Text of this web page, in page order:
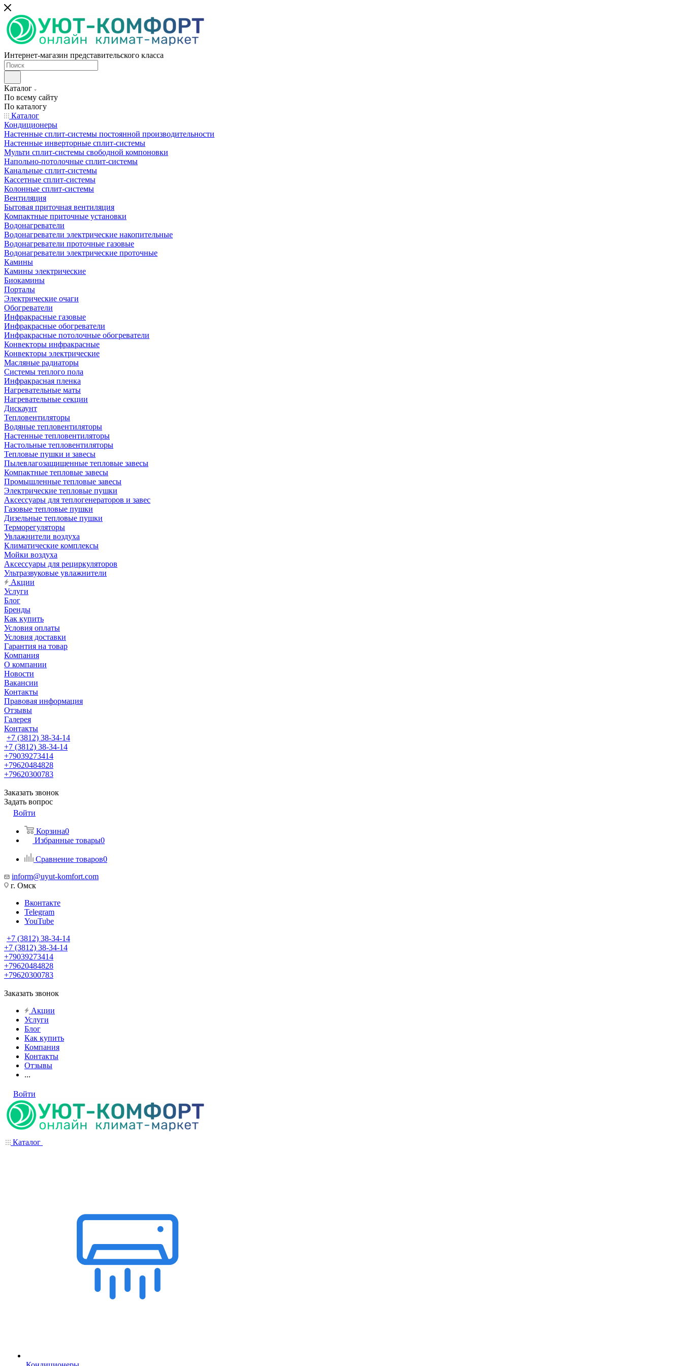
Интернет-магазин представительского класса
Каталог
По всему сайту
По каталогу
Каталог
Кондиционеры
Настенные сплит-системы постоянной производительности
Настенные инверторные сплит-системы
Мульти сплит-системы свободной компоновки
Напольно-потолочные сплит-системы
Канальные сплит-системы
Кассетные сплит-системы
Колонные сплит-системы
Вентиляция
Бытовая приточная вентиляция
Компактные приточные установки
Водонагреватели
Водонагреватели электрические накопительные
Водонагреватели проточные газовые
Водонагреватели электрические проточные
Камины
Камины электрические
Биокамины
Порталы
Электрические очаги
Обогреватели
Инфракрасные газовые
Инфракрасные обогреватели
Инфракрасные потолочные обогреватели
Конвекторы инфракрасные
Конвекторы электрические
Масляные радиаторы
Системы теплого пола
Инфракрасная пленка
Нагревательные маты
Нагревательные секции
Дискаунт
Тепловентиляторы
Водяные тепловентиляторы
Настенные тепловентиляторы
Настольные тепловентиляторы
Тепловые пушки и завесы
Пылевлагозащищенные тепловые завесы
Компактные тепловые завесы
Промышленные тепловые завесы
Электрические тепловые пушки
Аксессуары для теплогенераторов и завес
Газовые тепловые пушки
Дизельные тепловые пушки
Терморегуляторы
Увлажнители воздуха
Климатические комплексы
Мойки воздуха
Аксессуары для рециркуляторов
Ультразвуковые увлажнители
Акции
Услуги
Блог
Бренды
Как купить
Условия оплаты
Условия доставки
Гарантия на товар
Компания
О компании
Новости
Вакансии
Контакты
Правовая информация
Отзывы
Галерея
Контакты
+7 (3812) 38-34-14
+7 (3812) 38-34-14
+79039273414
+79620484828
+79620300783
Заказать звонок
Задать вопрос
Войти
Корзина0
Избранные товары0
Сравнение товаров0
inform@uyut-komfort.com
г. Омск
Вконтакте
Telegram
YouTube
+7 (3812) 38-34-14
+7 (3812) 38-34-14
+79039273414
+79620484828
+79620300783
Заказать звонок
Акции
Услуги
Блог
Как купить
Компания
Контакты
Отзывы
...
Войти
Каталог